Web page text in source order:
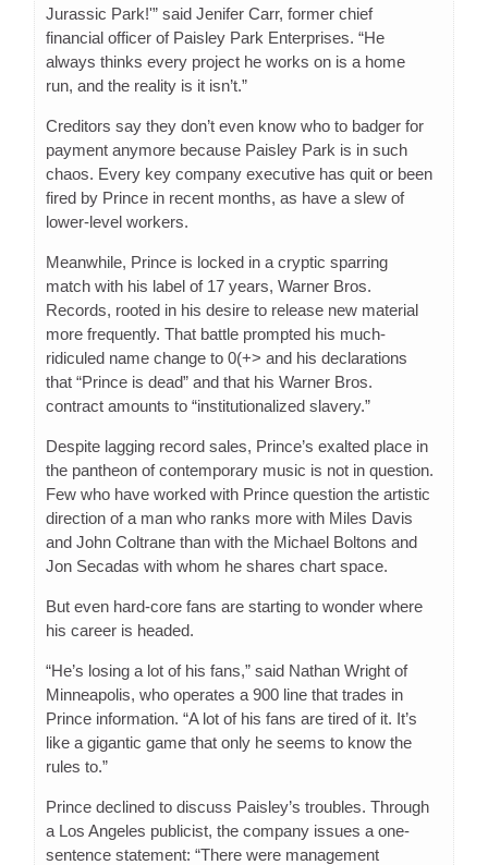
Jurassic Park!'” said Jenifer Carr, former chief
financial officer of Paisley Park Enterprises. “He
always thinks every project he works on is a home
run, and the reality is it isn’t.”
Creditors say they don’t even know who to badger for
payment anymore because Paisley Park is in such
chaos. Every key company executive has quit or been
fired by Prince in recent months, as have a slew of
lower-level workers.
Meanwhile, Prince is locked in a cryptic sparring
match with his label of 17 years, Warner Bros.
Records, rooted in his desire to release new material
more frequently. That battle prompted his much-
ridiculed name change to 0(+> and his declarations
that “Prince is dead” and that his Warner Bros.
contract amounts to “institutionalized slavery.”
Despite lagging record sales, Prince’s exalted place in
the pantheon of contemporary music is not in question.
Few who have worked with Prince question the artistic
direction of a man who ranks more with Miles Davis
and John Coltrane than with the Michael Boltons and
Jon Secadas with whom he shares chart space.
But even hard-core fans are starting to wonder where
his career is headed.
“He’s losing a lot of his fans,” said Nathan Wright of
Minneapolis, who operates a 900 line that trades in
Prince information. “A lot of his fans are tired of it. It’s
like a gigantic game that only he seems to know the
rules to.”
Prince declined to discuss Paisley’s troubles. Through
a Los Angeles publicist, the company issues a one-
sentence statement: “There were management